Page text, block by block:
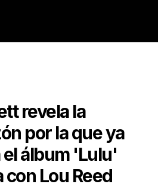
revela la
por la que ya
álbum 'Lulu'
Lou Reed